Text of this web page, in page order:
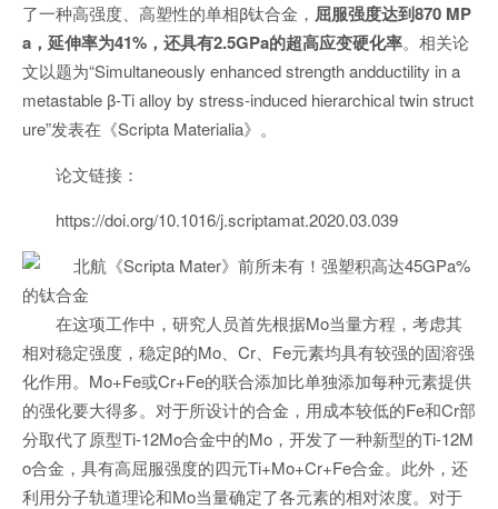
了一种高强度、高塑性的单相β钛合金， 屈服强度达到870 MP
a，延伸率为41%，还具有2.5GPa的超高应变硬化率。相关论
文以题为“Simultaneously enhanced strength andductility in a
metastable β-Ti alloy by stress-induced hierarchical twin struct
ure”发表在《Scripta Materialia》。
论文链接：
https://doi.org/10.1016/j.scriptamat.2020.03.039
在这项工作中，研究人员首先根据Mo当量方程，考虑其
相对稳定强度，稳定β的Mo、Cr、Fe元素均具有较强的固溶强
化作用。Mo+Fe或Cr+Fe的联合添加比单独添加每种元素提供
的强化要大得多。对于所设计的合金，用成本较低的Fe和Cr部
分取代了原型Ti-12Mo合金中的Mo，开发了一种新型的Ti-12M
o合金，具有高屈服强度的四元Ti+Mo+Cr+Fe合金。此外，还
利用分子轨道理论和Mo当量确定了各元素的相对浓度。对于